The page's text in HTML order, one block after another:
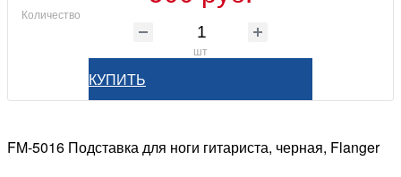
Количество
шт
КУПИТЬ
FM-5016 Подставка для ноги гитариста, черная, Flanger